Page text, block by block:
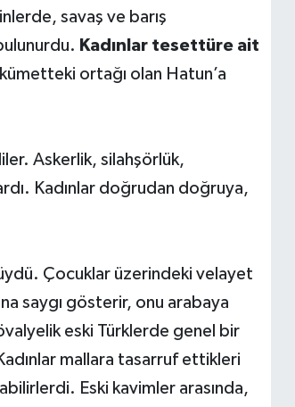
savaş ve barış
Kadınlar tesettüre ait
ortağı olan Hatun’a
Askerlik, silahşörlük,
Kadınlar doğrudan doğruya,
Çocuklar üzerindeki velayet
saygı gösterir, onu arabaya
eski Türklerde genel bir
mallara tasarruf ettikleri
Eski kavimler arasında,